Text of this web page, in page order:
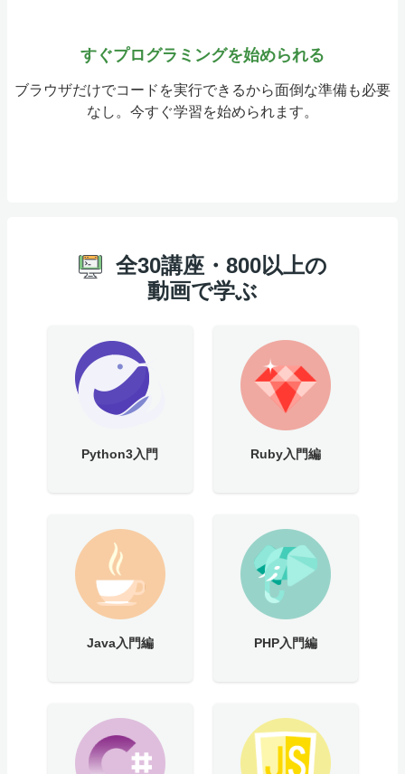
すぐプログラミングを始められる
ブラウザだけでコードを実行できるから面倒な準備も必要
なし。今すぐ学習を始められます。
全30講座・800以上の
動画で学ぶ
Python3入門 Ruby入門編
Java入門編 PHP入門編